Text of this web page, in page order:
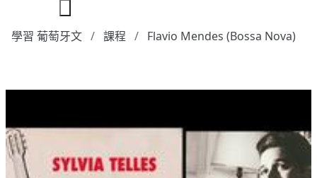
學習 葡萄牙文 課程 Flavio Mendes (Bossa Nova)